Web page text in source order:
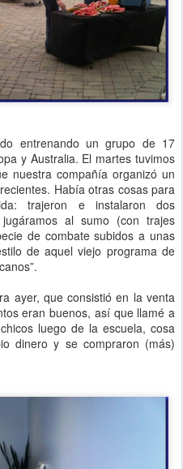
entrenando un grupo de 17
y Australia. El martes tuvimos
nuestra compañía organizó un
Había otras cosas para
trajeron e instalaron dos
al sumo (con trajes
de combate subidos a unas
de aquel viejo programa de
ayer, que consistió en la venta
eran buenos, así que llamé a
luego de la escuela, cosa
dinero y se compraron (más)